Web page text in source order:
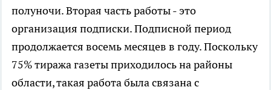
полуночи. Вторая часть работы - это
организация подписки. Подписной период
продолжается восемь месяцев в году. Поскольку
75% тиража газеты приходилось на районы
области, такая работа была связана с